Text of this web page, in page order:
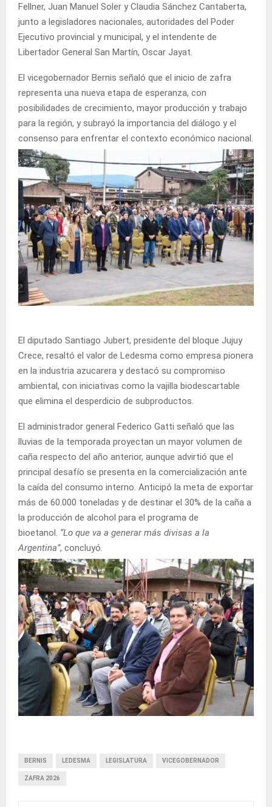
Fellner, Juan Manuel Soler y Claudia Sánchez Cantaberta,
junto a legisladores nacionales, autoridades del Poder
Ejecutivo provincial y municipal, y el intendente de
Libertador General San Martín, Oscar Jayat.
El vicegobernador Bernis señaló que el inicio de zafra
representa una nueva etapa de esperanza, con
posibilidades de crecimiento, mayor producción y trabajo
para la región, y subrayó la importancia del diálogo y el
consenso para enfrentar el contexto económico nacional.
El diputado Santiago Jubert, presidente del bloque Jujuy
Crece, resaltó el valor de Ledesma como empresa pionera
en la industria azucarera y destacó su compromiso
ambiental, con iniciativas como la vajilla biodescartable
que elimina el desperdicio de subproductos.
El administrador general Federico Gatti señaló que las
lluvias de la temporada proyectan un mayor volumen de
caña respecto del año anterior, aunque advirtió que el
principal desafío se presenta en la comercialización ante
la caída del consumo interno. Anticipó la meta de exportar
más de 60.000 toneladas y de destinar el 30% de la caña a
la producción de alcohol para el programa de
bioetanol. “Lo que va a generar más divisas a la
Argentina”, concluyó.
BERNIS LEDESMA LEGISLATURA VICEGOBERNADOR
ZAFRA 2026